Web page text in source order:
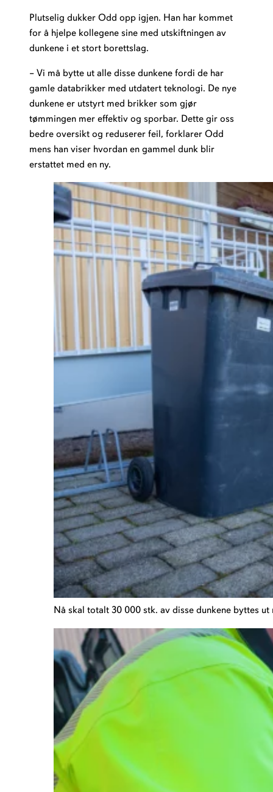
Plutselig dukker Odd opp igjen. Han har kommet
for å hjelpe kollegene sine med utskiftningen av
dunkene i et stort borettslag.
– Vi må bytte ut alle disse dunkene fordi de har
gamle databrikker med utdatert teknologi. De nye
dunkene er utstyrt med brikker som gjør
tømmingen mer effektiv og sporbar. Dette gir oss
bedre oversikt og reduserer feil, forklarer Odd
mens han viser hvordan en gammel dunk blir
erstattet med en ny.
Nå skal totalt 30 000 stk. av disse dunkene byttes ut